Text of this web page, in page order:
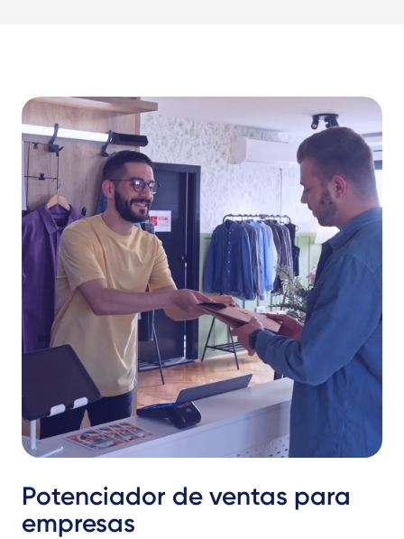
Potenciador de ventas para
empresas